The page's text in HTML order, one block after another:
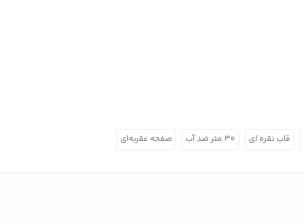
قاب نقره ای ۳۰ متر ضد آب صفحه عقربه‌ای